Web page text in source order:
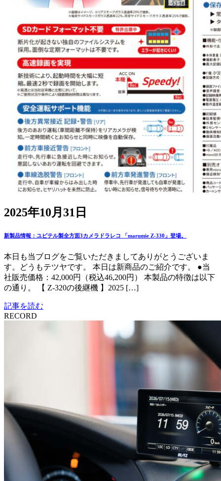
2025年10月31日
新製品情報：ユピテル製全方面3カメラドラレコ 「marumie Z-330」登場。
本日も当ブログをご覧いただきましてありがとうございま
す。どうもテツヤです。 本日は新商品のご紹介です。 ●当
社販売価格：42,000円（税込46,200円） 本製品の特徴は以下
の通り。 【 Z-320の後継機 】2025 […]
記事を読む
RECORD